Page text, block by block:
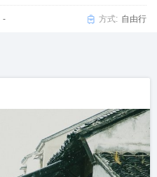
- 方式: 自由行